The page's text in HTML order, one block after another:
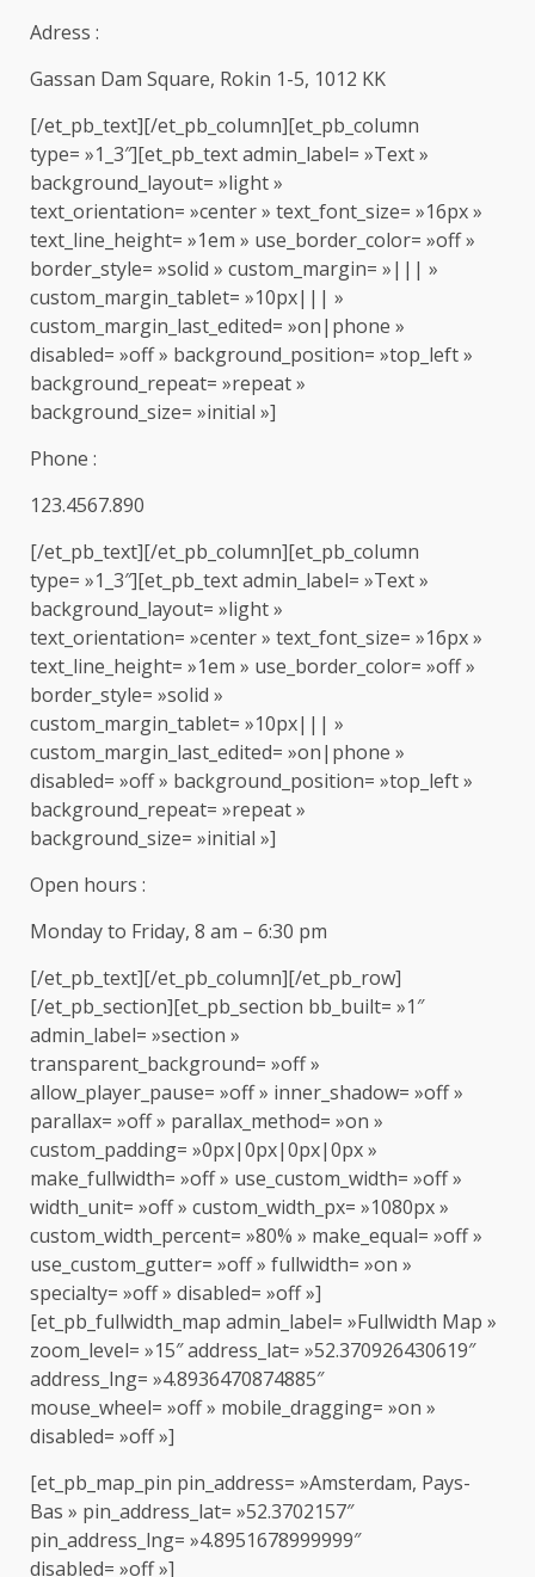
Adress :
Gassan Dam Square, Rokin 1-5, 1012 KK
[/et_pb_text][/et_pb_column][et_pb_column
type= »1_3″][et_pb_text admin_label= »Text »
background_layout= »light »
text_orientation= »center » text_font_size= »16px »
text_line_height= »1em » use_border_color= »off »
border_style= »solid » custom_margin= »||| »
custom_margin_tablet= »10px||| »
custom_margin_last_edited= »on|phone »
disabled= »off » background_position= »top_left »
background_repeat= »repeat »
background_size= »initial »]
Phone :
123.4567.890
[/et_pb_text][/et_pb_column][et_pb_column
type= »1_3″][et_pb_text admin_label= »Text »
background_layout= »light »
text_orientation= »center » text_font_size= »16px »
text_line_height= »1em » use_border_color= »off »
border_style= »solid »
custom_margin_tablet= »10px||| »
custom_margin_last_edited= »on|phone »
disabled= »off » background_position= »top_left »
background_repeat= »repeat »
background_size= »initial »]
Open hours :
Monday to Friday, 8 am – 6:30 pm
[/et_pb_text][/et_pb_column][/et_pb_row]
[/et_pb_section][et_pb_section bb_built= »1″
admin_label= »section »
transparent_background= »off »
allow_player_pause= »off » inner_shadow= »off »
parallax= »off » parallax_method= »on »
custom_padding= »0px|0px|0px|0px »
make_fullwidth= »off » use_custom_width= »off »
width_unit= »off » custom_width_px= »1080px »
custom_width_percent= »80% » make_equal= »off »
use_custom_gutter= »off » fullwidth= »on »
specialty= »off » disabled= »off »]
[et_pb_fullwidth_map admin_label= »Fullwidth Map »
zoom_level= »15″ address_lat= »52.370926430619″
address_lng= »4.8936470874885″
mouse_wheel= »off » mobile_dragging= »on »
disabled= »off »]
[et_pb_map_pin pin_address= »Amsterdam, Pays-
Bas » pin_address_lat= »52.3702157″
pin_address_lng= »4.8951678999999″
disabled= »off »]